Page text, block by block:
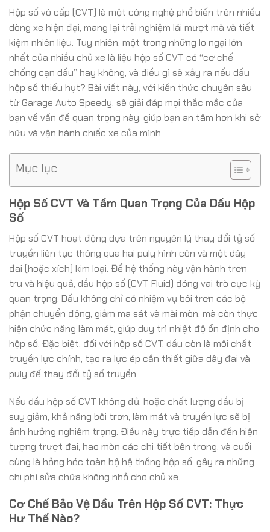
Hộp số vô cấp (CVT) là một công nghệ phổ biến trên nhiều
dòng xe hiện đại, mang lại trải nghiệm lái mượt mà và tiết
kiệm nhiên liệu. Tuy nhiên, một trong những lo ngại lớn
nhất của nhiều chủ xe là liệu hộp số CVT có “cơ chế
chống cạn dầu” hay không, và điều gì sẽ xảy ra nếu dầu
hộp số thiếu hụt? Bài viết này, với kiến thức chuyên sâu
từ Garage Auto Speedy, sẽ giải đáp mọi thắc mắc của
bạn về vấn đề quan trọng này, giúp bạn an tâm hơn khi sở
hữu và vận hành chiếc xe của mình.
Mục lục
Hộp Số CVT Và Tầm Quan Trọng Của Dầu Hộp
Số
Hộp số CVT hoạt động dựa trên nguyên lý thay đổi tỷ số
truyền liên tục thông qua hai puly hình côn và một dây
đai (hoặc xích) kim loại. Để hệ thống này vận hành trơn
tru và hiệu quả, dầu hộp số (CVT Fluid) đóng vai trò cực kỳ
quan trọng. Dầu không chỉ có nhiệm vụ bôi trơn các bộ
phận chuyển động, giảm ma sát và mài mòn, mà còn thực
hiện chức năng làm mát, giúp duy trì nhiệt độ ổn định cho
hộp số. Đặc biệt, đối với hộp số CVT, dầu còn là môi chất
truyền lực chính, tạo ra lực ép cần thiết giữa dây đai và
puly để thay đổi tỷ số truyền.
Nếu dầu hộp số CVT không đủ, hoặc chất lượng dầu bị
suy giảm, khả năng bôi trơn, làm mát và truyền lực sẽ bị
ảnh hưởng nghiêm trọng. Điều này trực tiếp dẫn đến hiện
tượng trượt đai, hao mòn các chi tiết bên trong, và cuối
cùng là hỏng hóc toàn bộ hệ thống hộp số, gây ra những
chi phí sửa chữa không nhỏ cho chủ xe.
Cơ Chế Bảo Vệ Dầu Trên Hộp Số CVT: Thực
Hư Thế Nào?